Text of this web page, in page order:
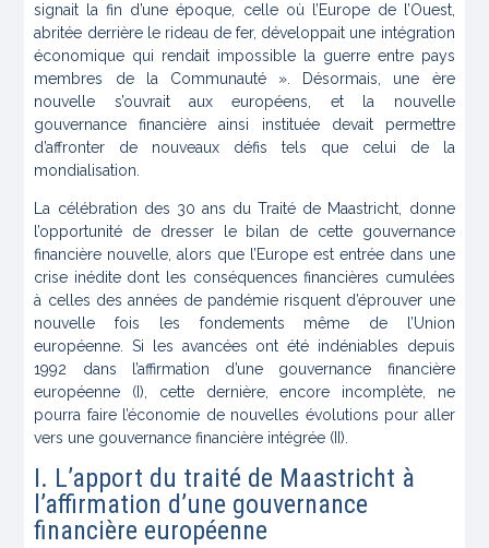
signait la fin d’une époque, celle où l’Europe de l’Ouest,
abritée derrière le rideau de fer, développait une intégration
économique qui rendait impossible la guerre entre pays
membres de la Communauté ». Désormais, une ère
nouvelle s’ouvrait aux européens, et la nouvelle
gouvernance financière ainsi instituée devait permettre
d’affronter de nouveaux défis tels que celui de la
mondialisation.
La célébration des 30 ans du Traité de Maastricht, donne
l’opportunité de dresser le bilan de cette gouvernance
financière nouvelle, alors que l’Europe est entrée dans une
crise inédite dont les conséquences financières cumulées
à celles des années de pandémie risquent d’éprouver une
nouvelle fois les fondements même de l’Union
européenne. Si les avancées ont été indéniables depuis
1992 dans l’affirmation d’une gouvernance financière
européenne (I), cette dernière, encore incomplète, ne
pourra faire l’économie de nouvelles évolutions pour aller
vers une gouvernance financière intégrée (II).
I. L’apport du traité de Maastricht à
l’affirmation d’une gouvernance
financière européenne